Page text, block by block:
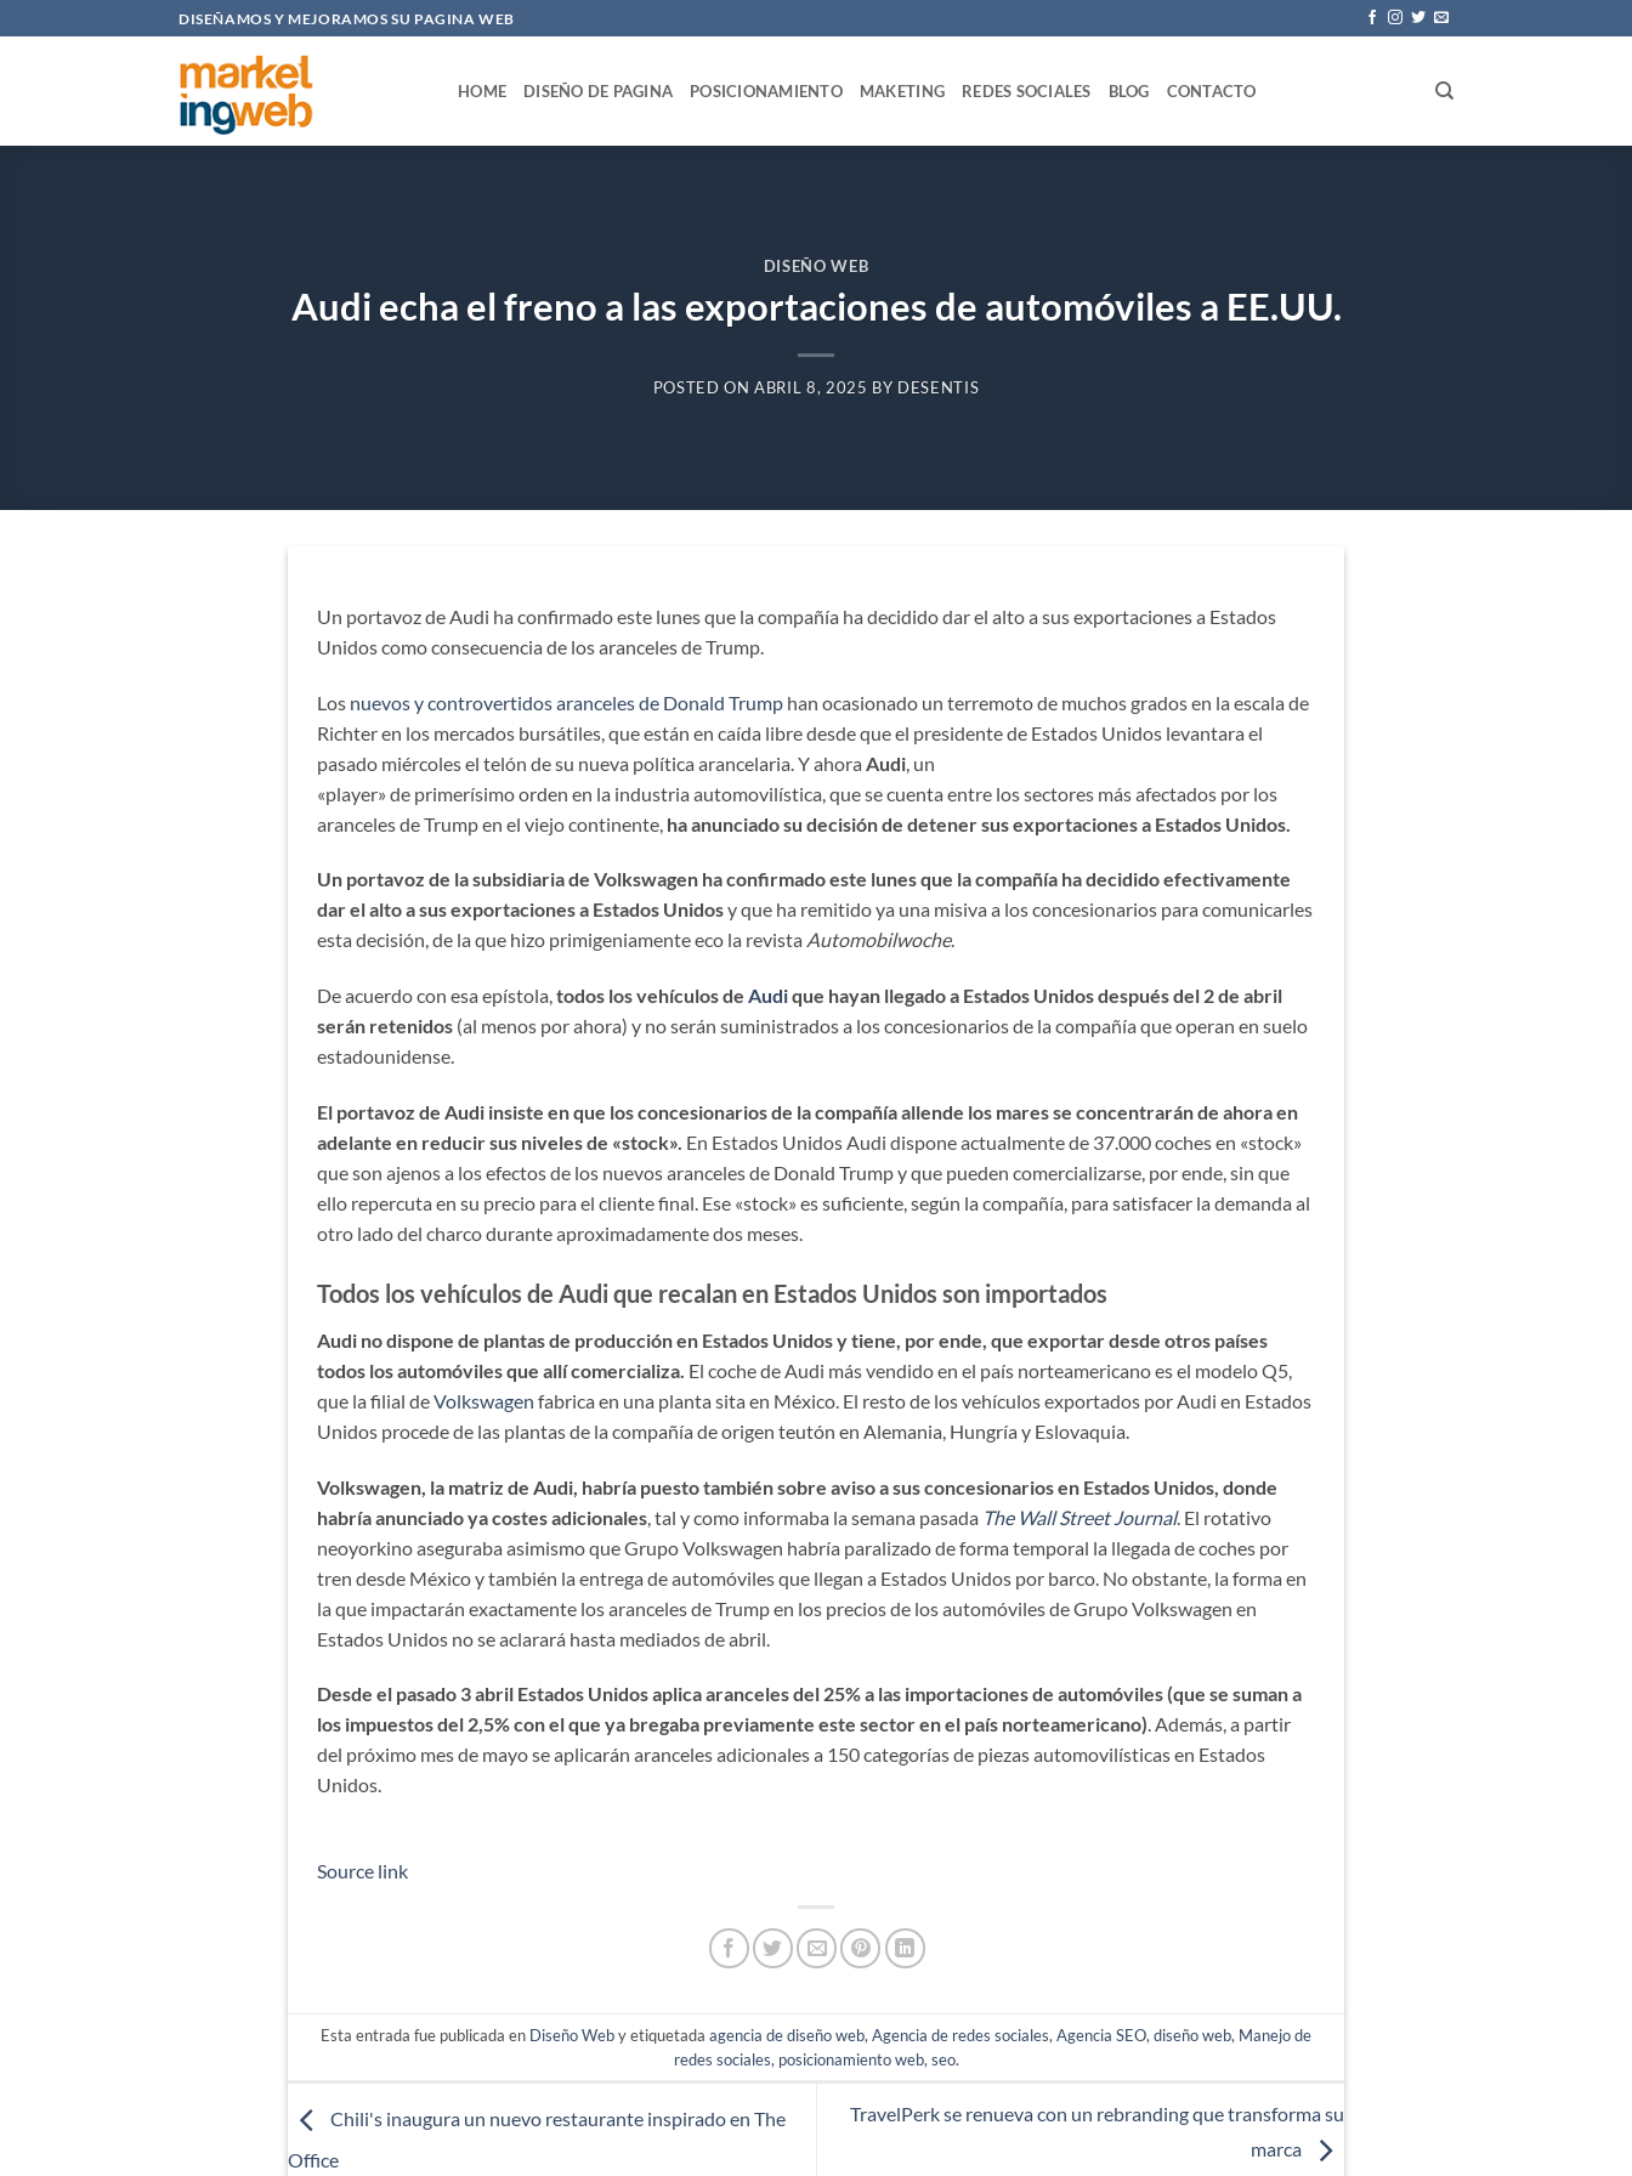
al
DISEÑAMOS Y MEJORAMOS SU PAGINA WEB
HOME DISEÑO DE PAGINA POSICIONAMIENTO MAKETING REDES SOCIALES BLOG CONTACTO
DISEÑO WEB
Audi echa el freno a las exportaciones de automóviles a EE.UU.
POSTED ONABRIL 8, 2025 BY DESENTIS
Un portavoz de Audi ha confirmado este lunes que la compañía ha decidido dar el alto a sus exportaciones a Estados
Unidos como consecuencia de los aranceles de Trump.
Los nuevos y controvertidos aranceles de Donald Trump han ocasionado un terremoto de muchos grados en la escala de
Richter en los mercados bursátiles, que están en caída libre desde que el presidente de Estados Unidos levantara el
pasado miércoles el telón de su nueva política arancelaria. Y ahora Audi , un
«player» de primerísimo orden en la industria automovilística, que se cuenta entre los sectores más afectados por los
aranceles de Trump en el viejo continente, ha anunciado su decisión de detener sus exportaciones a Estados Unidos.
Un portavoz de la subsidiaria de Volkswagen ha confirmado este lunes que la compañía ha decidido efectivamente
dar el alto a sus exportaciones a Estados Unidosy que ha remitido ya una misiva a los concesionarios para comunicarles
esta decisión, de la que hizo primigeniamente eco la revista Automobilwoche.
De acuerdo con esa epístola,todos los vehículos de Audique hayan llegado a Estados Unidos después del 2 de abril
serán retenidos (al menos por ahora) y no serán suministrados a los concesionarios de la compañía que operan en suelo
estadounidense.
El portavoz de Audi insiste en que los concesionarios de la compañía allende los mares se concentrarán de ahora en
adelante en reducir sus niveles de «stock». En Estados Unidos Audi dispone actualmente de 37.000 coches en «stock»
que son ajenos a los efectos de los nuevos aranceles de Donald Trump y que pueden comercializarse, por ende, sin que
ello repercuta en su precio para el cliente final. Ese «stock» es suficiente, según la compañía, para satisfacer la demanda al
otro lado del charco durante aproximadamente dos meses.
Todos los vehículos de Audi que recalan en Estados Unidos son importados
Audi no dispone de plantas de producción en Estados Unidos y tiene, por ende, que exportar desde otros países
todos los automóviles que allí comercializa. El coche de Audi más vendido en el país norteamericano es el modelo Q5,
que la filial deVolkswagen fabrica en una planta sita en México. El resto de los vehículos exportados por Audi en Estados
Unidos procede de las plantas de la compañía de origen teutón en Alemania, Hungría y Eslovaquia.
Volkswagen, la matriz de Audi, habría puesto también sobre aviso a sus concesionarios en Estados Unidos, donde
habría anunciado ya costes adicionales , tal y como informaba la semana pasada The Wall Street Journal. El rotativo
neoyorkino aseguraba asimismo que Grupo Volkswagen habría paralizado de forma temporal la llegada de coches por
tren desde México y también la entrega de automóviles que llegan a Estados Unidos por barco. No obstante, la forma en
la que impactarán exactamente los aranceles de Trump en los precios de los automóviles de Grupo Volkswagen en
Estados Unidos no se aclarará hasta mediados de abril.
Desde el pasado 3 abril Estados Unidos aplica aranceles del 25% a las importaciones de automóviles (que se suman a
los impuestos del 2,5% con el que ya bregaba previamente este sector en el país norteamericano). Además, a partir
del próximo mes de mayo se aplicarán aranceles adicionales a 150 categorías de piezas automovilísticas en Estados
Unidos.
Source link
Esta entrada fue publicada en Diseño Weby etiquetada agencia de diseño web, Agencia de redes sociales, Agencia SEO, diseño web, Manejo de
redes sociales, posicionamiento web, seo.
Chili's inaugura un nuevo restaurante inspirado en The
Office
TravelPerk se renueva con un rebranding que transforma su
marca